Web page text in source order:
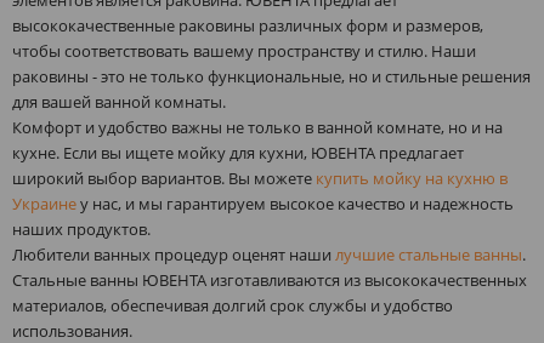
высококачественные раковины различных форм и размеров,
чтобы соответствовать вашему пространству и стилю. Наши
раковины - это не только функциональные, но и стильные решения
для вашей ванной комнаты.
Комфорт и удобство важны не только в ванной комнате, но и на
кухне. Если вы ищете мойку для кухни, ЮВЕНТА предлагает
широкий выбор вариантов. Вы можете купить мойку на кухню в
Украинеу нас, и мы гарантируем высокое качество и надежность
наших продуктов.
Любители ванных процедур оценят наши лучшие стальные ванны.
Стальные ванны ЮВЕНТА изготавливаются из высококачественных
материалов, обеспечивая долгий срок службы и удобство
использования.